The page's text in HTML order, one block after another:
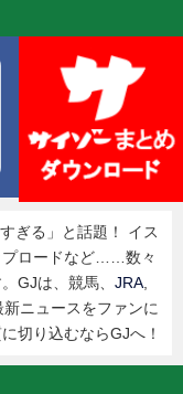
ぎる」と話題！ イス
プロードなど……数々
GJは、競馬、 JRA
新ニュースをファンに
切り込むならGJへ！